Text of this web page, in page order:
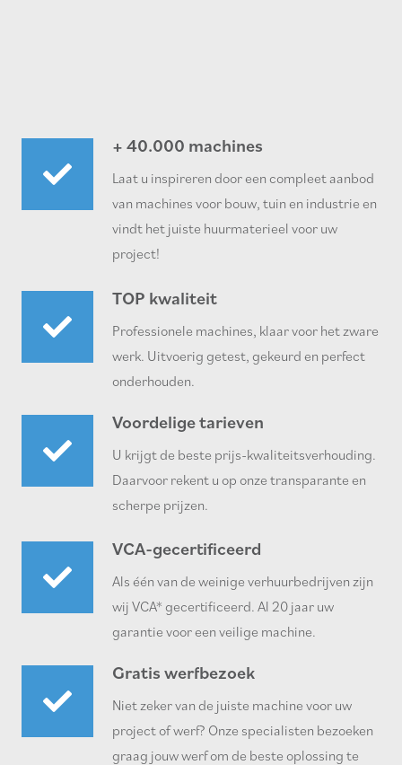
+ 40.000 machines
Laat u inspireren door een compleet aanbod
van machines voor bouw, tuin en industrie en
vindt het juiste huurmaterieel voor uw
project!
TOP kwaliteit
Professionele machines, klaar voor het zware
werk. Uitvoerig getest, gekeurd en perfect
onderhouden.
Voordelige tarieven
U krijgt de beste prijs-kwaliteitsverhouding.
Daarvoor rekent u op onze transparante en
scherpe prijzen.
VCA-gecertificeerd
Als één van de weinige verhuurbedrijven zijn
wij VCA* gecertificeerd. Al 20 jaar uw
garantie voor een veilige machine.
Gratis werfbezoek
Niet zeker van de juiste machine voor uw
project of werf? Onze specialisten bezoeken
graag jouw werf om de beste oplossing te